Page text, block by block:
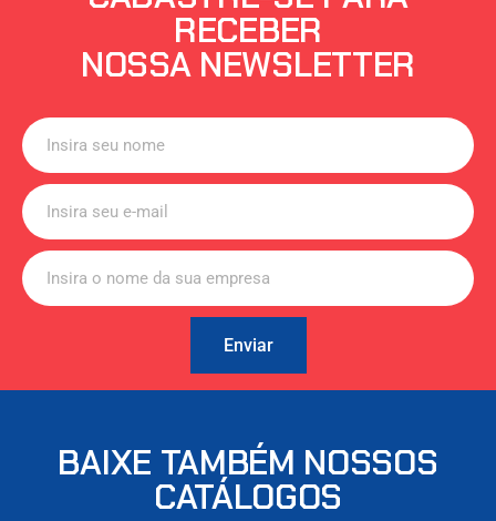
RECEBER
NOSSA NEWSLETTER
Enviar
BAIXE TAMBÉM NOSSOS
CATÁLOGOS